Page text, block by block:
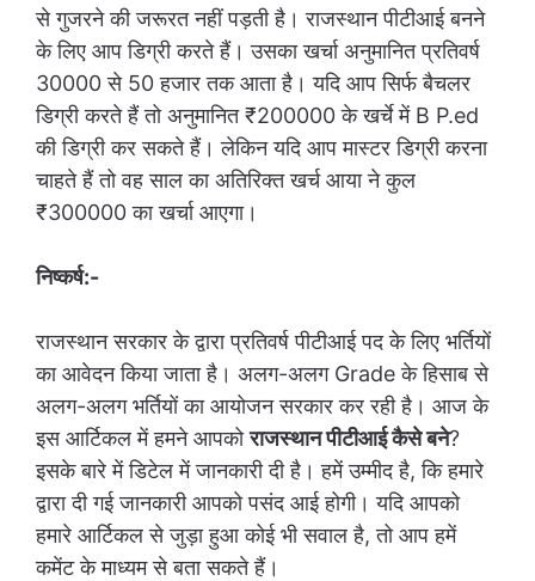
से गुजरने की जरूरत नहीं पड़ती है। राजस्थान पीटीआई बनने
के लिए आप डिग्री करते हैं। उसका खर्चा अनुमानित प्रतिवर्ष
30000 से 50 हजार तक आता है। यदि आप सिर्फ बैचलर
डिग्री करते हैं तो अनुमानित ₹200000 के खर्चे में B P.ed
की डिग्री कर सकते हैं। लेकिन यदि आप मास्टर डिग्री करना
चाहते हैं तो वह साल का अतिरिक्त खर्च आया ने कुल
₹300000 का खर्चा आएगा।
निष्कर्ष:-
राजस्थान सरकार के द्वारा प्रतिवर्ष पीटीआई पद के लिए भर्तियों
का आवेदन किया जाता है। अलग-अलग Grade के हिसाब से
अलग-अलग भर्तियों का आयोजन सरकार कर रही है। आज के
इस आर्टिकल में हमने आपकोराजस्थान पीटीआई कैसे बने?
इसके बारे में डिटेल में जानकारी दी है। हमें उम्मीद है, कि हमारे
द्वारा दी गई जानकारी आपको पसंद आई होगी। यदि आपको
हमारे आर्टिकल से जुड़ा हुआ कोई भी सवाल है, तो आप हमें
कमेंट के माध्यम से बता सकते हैं।